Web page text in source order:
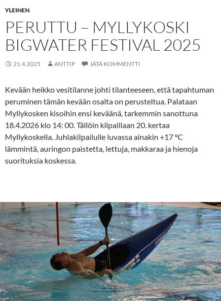
YLEINEN
PERUTTU – MYLLYKOSKI
BIGWATER FESTIVAL 2025
21.4.2025 ANTTIP JÄTÄ KOMMENTTI
Kevään heikko vesitilanne johti tilanteeseen, että tapahtuman
peruminen tämän kevään osalta on perusteltua. Palataan
Myllykosken kisoihin ensi keväänä, tarkemmin sanottuna
18.4.2026 klo 14: 00. Tällöin kilpaillaan 20. kertaa
Myllykoskella. Juhlakilpailulle luvassa ainakin +17 °C
lämmintä, auringon paistetta, lettuja, makkaraa ja hienoja
suorituksia koskessa.